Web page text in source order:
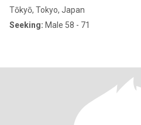
Tōkyō, Tokyo, Japan
Seeking: Male 58 - 71